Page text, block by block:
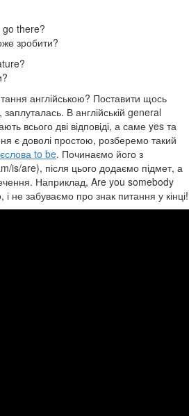
there?
зробити?
англійською? Поставити щось
В англійській general
всього дві відповіді, а саме yes та
є доволі простою, розберемо такий
to be. Починаємо його з
is/are), після цього додаємо підмет, а
Наприклад, Are you somebody
не забуваємо про знак питання у кінці!